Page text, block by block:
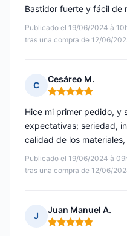
Publicado el 19/06/2024 à
tras una compra de 12/06/
Bastidor fuerte y fácil de
C
Cesáreo M.
Nota: 5 de 5
Publicado el 19/06/2024 à
tras una compra de 12/06/
Hice mi primer pedido, y
expectativas; seriedad,
calidad de los
J
Juan Manuel A.
Nota: 5 de 5